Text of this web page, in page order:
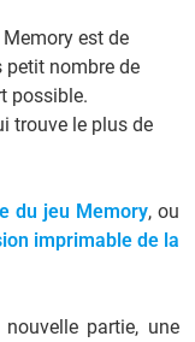
est de
petit nombre de
possible.
trouve le plus de
du jeu Memory, ou
imprimable de la
partie, une